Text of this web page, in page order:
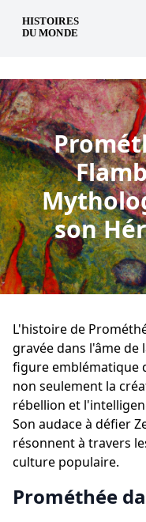
son
L'histoire de
gravée dans l'âme de
figure emblématique
non seulement la
rébellion et
Son audace à défier
résonnent à travers
culture populaire.
Prométhée